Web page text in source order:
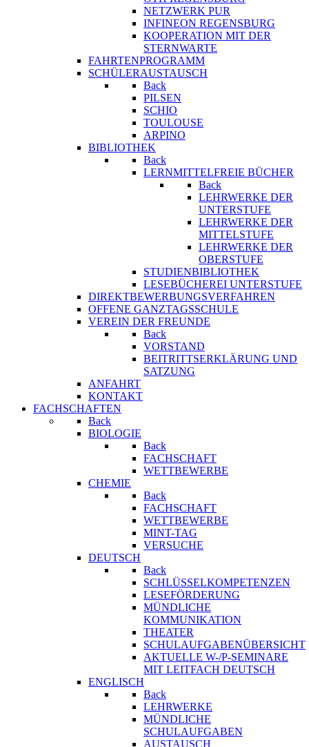
NETZWERK PUR
INFINEON REGENSBURG
KOOPERATION MIT DER
STERNWARTE
FAHRTENPROGRAMM
SCHÜLERAUSTAUSCH
Back
PILSEN
SCHIO
TOULOUSE
ARPINO
BIBLIOTHEK
Back
LERNMITTELFREIE BÜCHER
Back
LEHRWERKE DER
UNTERSTUFE
LEHRWERKE DER
MITTELSTUFE
LEHRWERKE DER
OBERSTUFE
STUDIENBIBLIOTHEK
LESEBÜCHEREI UNTERSTUFE
DIREKTBEWERBUNGSVERFAHREN
OFFENE GANZTAGSSCHULE
VEREIN DER FREUNDE
Back
VORSTAND
BEITRITTSERKLÄRUNG UND
SATZUNG
ANFAHRT
KONTAKT
FACHSCHAFTEN
Back
BIOLOGIE
Back
FACHSCHAFT
WETTBEWERBE
CHEMIE
Back
FACHSCHAFT
WETTBEWERBE
MINT-TAG
VERSUCHE
DEUTSCH
Back
SCHLÜSSELKOMPETENZEN
LESEFÖRDERUNG
MÜNDLICHE
KOMMUNIKATION
THEATER
SCHULAUFGABENÜBERSICHT
AKTUELLE W-/P-SEMINARE
MIT LEITFACH DEUTSCH
ENGLISCH
Back
LEHRWERKE
MÜNDLICHE
SCHULAUFGABEN
AUSTAUSCH